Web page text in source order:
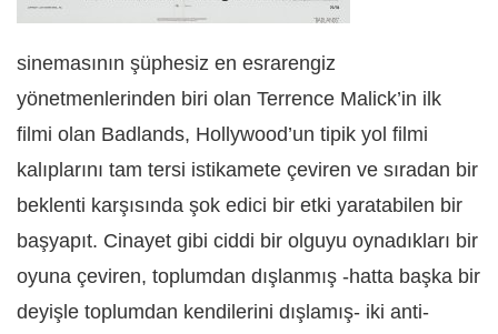
sinemasının şüphesiz en esrarengiz
yönetmenlerinden biri olan Terrence Malick’in ilk
filmi olan Badlands, Hollywood’un tipik yol filmi
kalıplarını tam tersi istikamete çeviren ve sıradan bir
beklenti karşısında şok edici bir etki yaratabilen bir
başyapıt. Cinayet gibi ciddi bir olguyu oynadıkları bir
oyuna çeviren, toplumdan dışlanmış -hatta başka bir
deyişle toplumdan kendilerini dışlamış- iki anti-